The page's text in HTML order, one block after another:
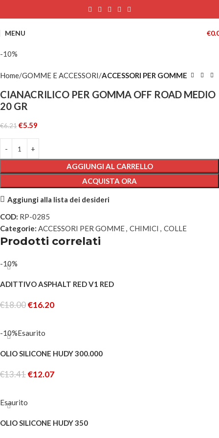
MENU €
-10%
Home GOMME E ACCESSORI ACCESSORI PER GOMME
CIANACRILICO PER GOMMA OFF ROAD MEDIO
20 GR
€6.21€5.59
AGGIUNGI AL CARRELLO
ACQUISTA ORA
Aggiungi alla lista dei desideri
COD: RP-0285
Categorie: ACCESSORI PER GOMME, CHIMICI , COLLE
Prodotti correlati
-10%
ADITTIVO ASPHALT RED V1 RED
€18.00€16.20
-10%Esaurito
OLIO SILICONE HUDY 300.000
€13.41€12.07
Esaurito
OLIO SILICONE HUDY 350